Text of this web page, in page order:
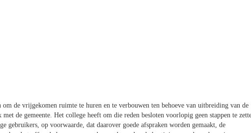
de vrijgekomen ruimte te huren en te verbouwen ten behoeve van uitbreiding van de
de gemeente. Het college heeft om die reden besloten voorlopig geen stappen te
op voorwaarde, dat daarover goede afspraken worden gemaakt, de